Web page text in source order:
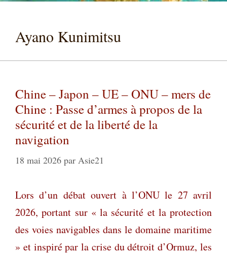
Ayano Kunimitsu
Chine – Japon – UE – ONU – mers de
Chine : Passe d’armes à propos de la
sécurité et de la liberté de la
navigation
18 mai 2026 par Asie21
Lors d’un débat ouvert à l’ONU le 27 avril
2026, portant sur « la sécurité et la protection
des voies navigables dans le domaine maritime
» et inspiré par la crise du détroit d’Ormuz, les